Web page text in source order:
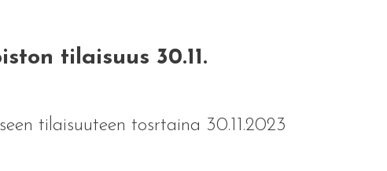
tilaisuus 30.11.
tilaisuuteen tosrtaina 30.11.2023